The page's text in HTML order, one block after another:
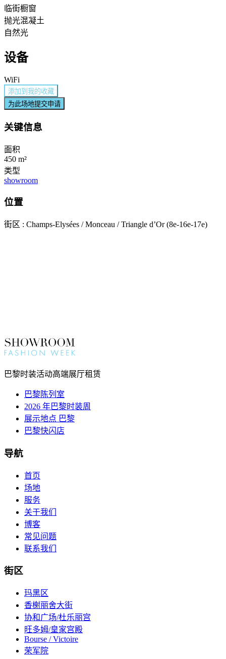
临街橱窗
抛光混凝土
自然光
设备
WiFi
添加到我的收藏
为此场地提交申请
关键信息
面积
450 m²
类型
showroom
位置
街区 : Champs-Elysées / Monceau / Triangle d’Or (8e-16e-17e)
巴黎时装活动高端展厅租赁
巴黎陈列室
2026 年巴黎时装周
展示地点 巴黎
巴黎快闪店
导航
首页
场地
服务
关于我们
博客
常见问题
联系我们
街区
玛黑区
香榭丽舍大街
协和广场/杜乐丽宫
旺多姆/皇家宫殿
Bourse / Victoire
荣军院